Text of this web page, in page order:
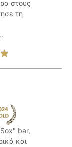
στους
τη
bar,
και